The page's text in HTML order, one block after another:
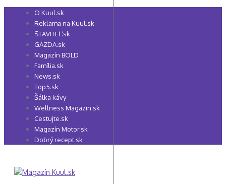
Preskočiť
O Kuul.sk
Reklama na Kuul.sk
STAVITEĽ.sk
GAZDA.sk
Magazín BOLD
Família.sk
News.sk
Top5.sk
Šálka kávy
Wellness Magazin.sk
Cestujte.sk
Magazín Motor.sk
Dobrý recept.sk